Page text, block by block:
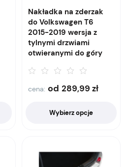
Nakładka na zderzak
do Volkswagen T6
2015-2019 wersja z
tylnymi drzwiami
otwieranymi do góry
cena: od 289,99 zł
Wybierz opcje